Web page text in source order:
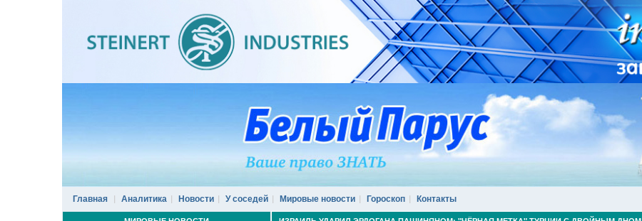
Главная Аналитика Новости У соседей Мировые новости Гороскоп Контакты